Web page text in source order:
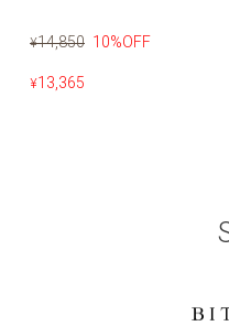
¥14,850 10%OFF
¥13,365